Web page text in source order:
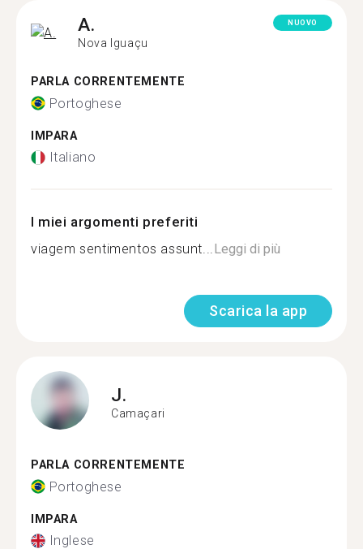
A.
Nova Iguaçu
NUOVO
PARLA CORRENTEMENTE
Portoghese
IMPARA
Italiano
I miei argomenti preferiti
viagem sentimentos assunt...Leggi di più
Scarica la app
J.
Camaçari
PARLA CORRENTEMENTE
Portoghese
IMPARA
Inglese